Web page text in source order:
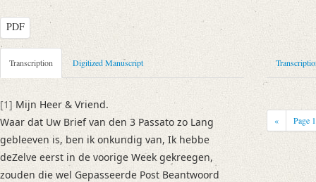
PDF
Metadata Concerning Header
Sender: Hendrik Muilman
Recipient: August Wilhelm von Schlegel
Place of Dispatch: Amsterdam
Place of Destination: Jena
Date: 05.07.1796
Notations: Empfangsort erschlossen.
Transcription Digitized Manuscript
[1] Mijn Heer & Vriend.
Waar dat Uw Brief van den 3 Passato zo Lang
gebleeven is, ben ik onkundig van, Ik hebbe
deZelve eerst in de voorige Week gekreegen,
zouden die wel Gepasseerde Post Beantwoord
« Page 1